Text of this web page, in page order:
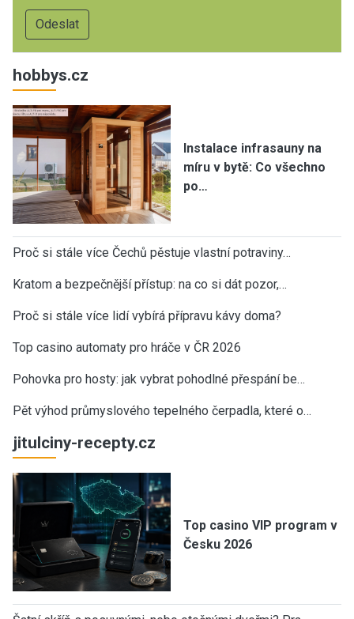
hobbys.cz
Instalace infrasauny na
míru v bytě: Co všechno
po…
Proč si stále více Čechů pěstuje vlastní potraviny…
Kratom a bezpečnější přístup: na co si dát pozor,…
Proč si stále více lidí vybírá přípravu kávy doma?
Top casino automaty pro hráče v ČR 2026
Pohovka pro hosty: jak vybrat pohodlné přespání be…
Pět výhod průmyslového tepelného čerpadla, které o…
jitulciny-recepty.cz
Top casino VIP program v
Česku 2026